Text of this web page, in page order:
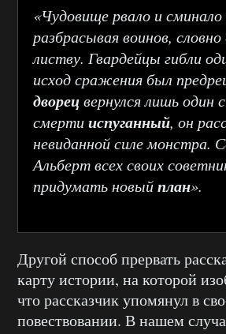
«Чудовище рвало и сминало
разбрасывая воинов,
листву. Гвардейцы гибли
исход сражения был
дворецвернулся лишь
смертииспуганный, он
невиданной силе монстра.
Альберт всех своих
придумать новыйплан».
Другой способ прервать
карту истории, на которой
что рассказчик упомянул в
повествовании. В нашем